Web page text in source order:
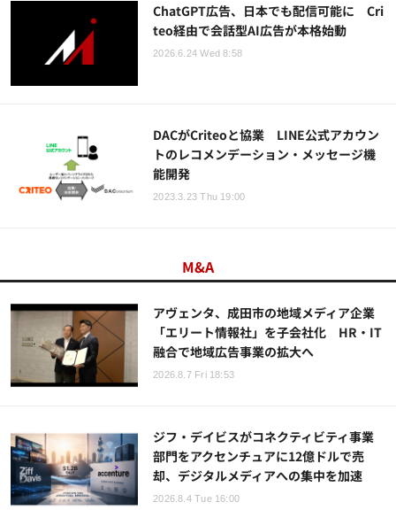
ChatGPT広告、日本でも配信可能に Cri
teo経由で会話型AI広告が本格始動
2026.6.24 Wed 8:58
DACがCriteoと協業 LINE公式アカウン
トのレコメンデーション・メッセージ機
能開発
2023.3.23 Thu 19:00
M&A
アヴェンタ、成田市の地域メディア企業
「エリート情報社」を子会社化 HR・IT
融合で地域広告事業の拡大へ
2026.8.7 Fri 18:53
ジフ・デイビスがコネクティビティ事業
部門をアクセンチュアに12億ドルで売
却、デジタルメディアへの集中を加速
2026.8.4 Tue 16:00